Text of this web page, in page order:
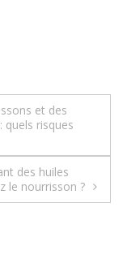
et des
quels risques
des huiles
le nourrisson ?